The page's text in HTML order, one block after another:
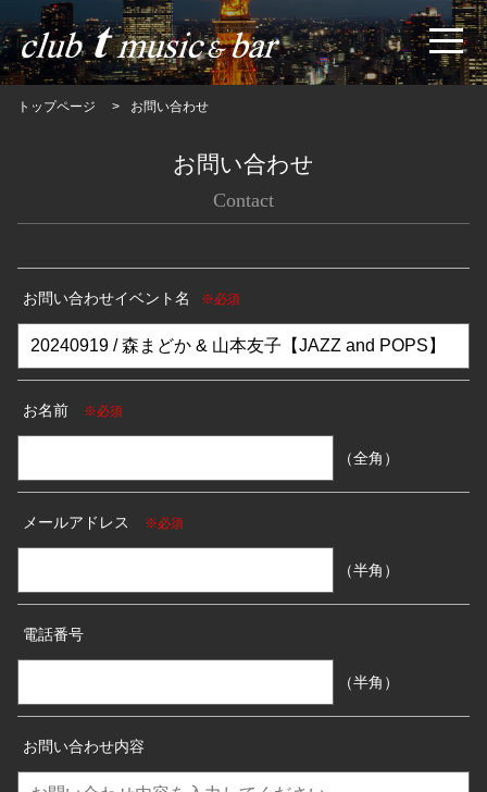
トップページ お問い合わせ
お問い合わせ
Contact
お問い合わせイベント名 ※必須
お名前 ※必須
（全角）
メールアドレス ※必須
（半角）
電話番号
（半角）
お問い合わせ内容